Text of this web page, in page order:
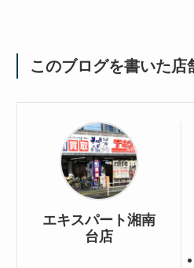
このブログを書いた店
エキスパート湘南
台店